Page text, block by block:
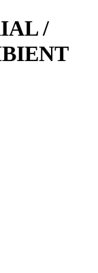
/